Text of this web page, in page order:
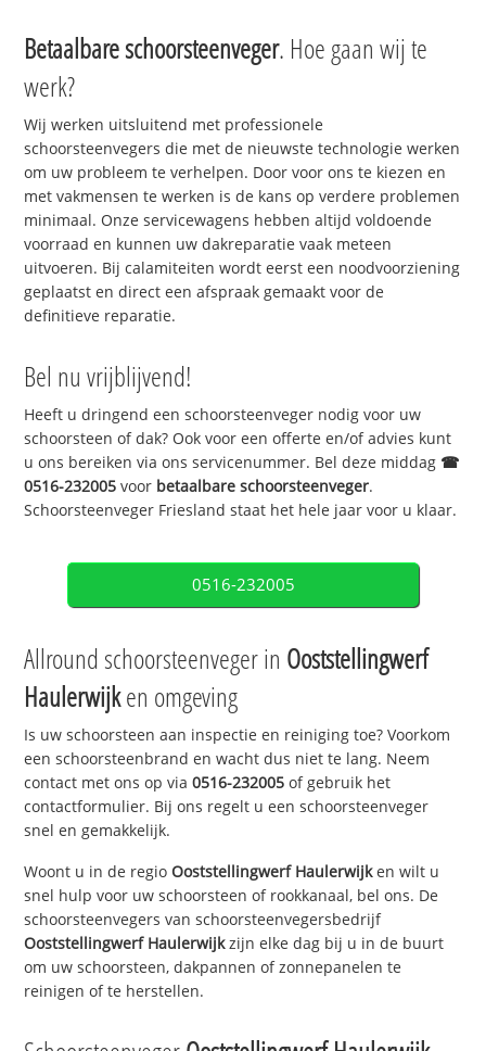
Betaalbare schoorsteenveger. Hoe gaan wij te
werk?
Wij werken uitsluitend met professionele
schoorsteenvegers die met de nieuwste technologie werken
om uw probleem te verhelpen. Door voor ons te kiezen en
met vakmensen te werken is de kans op verdere problemen
minimaal. Onze servicewagens hebben altijd voldoende
voorraad en kunnen uw dakreparatie vaak meteen
uitvoeren. Bij calamiteiten wordt eerst een noodvoorziening
geplaatst en direct een afspraak gemaakt voor de
definitieve reparatie.
Bel nu vrijblijvend!
Heeft u dringend een schoorsteenveger nodig voor uw
schoorsteen of dak? Ook voor een offerte en/of advies kunt
u ons bereiken via ons servicenummer. Bel deze middag ☎
0516-232005 voor betaalbare schoorsteenveger.
Schoorsteenveger Friesland staat het hele jaar voor u klaar.
0516-232005
Allround schoorsteenveger in Ooststellingwerf
Haulerwijken omgeving
Is uw schoorsteen aan inspectie en reiniging toe? Voorkom
een schoorsteenbrand en wacht dus niet te lang. Neem
contact met ons op via0516-232005 of gebruik het
contactformulier. Bij ons regelt u een schoorsteenveger
snel en gemakkelijk.
Woont u in de regioOoststellingwerf Haulerwijken wilt u
snel hulp voor uw schoorsteen of rookkanaal, bel ons. De
schoorsteenvegers van schoorsteenvegersbedrijf
Ooststellingwerf Haulerwijkzijn elke dag bij u in de buurt
om uw schoorsteen, dakpannen of zonnepanelen te
reinigen of te herstellen.